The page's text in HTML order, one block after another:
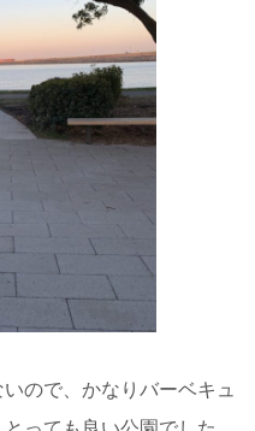
ので、かなりバーベキュ